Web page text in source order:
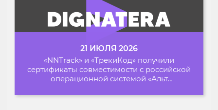
21 ИЮЛЯ 2026
«NNTrack» и «ТрекиКод» получили
сертификаты совместимости с российской
операционной системой «Альт